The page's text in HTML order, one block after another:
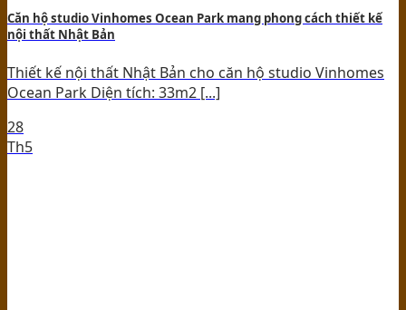
Căn hộ studio Vinhomes Ocean Park mang phong cách thiết kế
nội thất Nhật Bản
Thiết kế nội thất Nhật Bản cho căn hộ studio Vinhomes
Ocean Park Diện tích: 33m2 [...]
28
Th5